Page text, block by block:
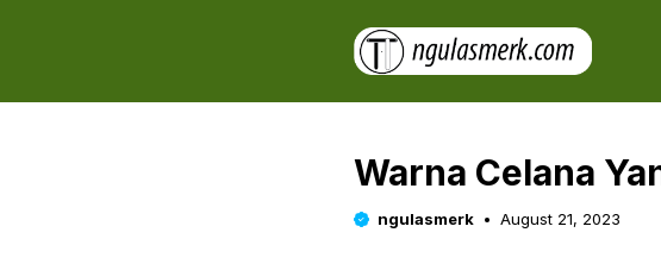
Warna Celana
ngulasmerk August 21, 2023